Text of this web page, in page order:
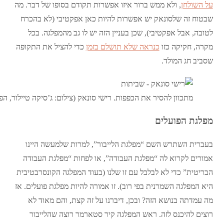
על השולחן, ולא ממש ברור איזו אפשרות תקודם בסופו של דבר. מה
שבטוח זה שלסונאק יש אפשרות להיות כאן אפקטיבי (לא בהכרח
לטובה, אבל אפקטיבי), שכן בעניין הזה יש לו גב מהמפלגה. בכל
מקרה, חקיקה כזו כנראה שלא תושלם בזמן כדי להציל את התקופה
שסביב חג המולד.
מתכוון להסיר את הכפפות. רישי סונאק (צילום: ג’סיקה טיילור,
מפלגת הפועלים
בעברית השתרש השם “מפלגת הלייבור”, למרות שלמעשה היינו
אמורים לקרוא לה “מפלגת העבודה”, או לפחות “מפלגת העבודה
הבריטית” כדי לא לבלבל עם זו שלנו (בעוד המפלגה הקונסרבטיבית
היא המפלגה השמרנית בפי רוב). זו אמורה להיות מפלגת פועלים. אז
מה עמדתה בנושא הזה? ובכן, דיברנו על זה קצת, והם מאוד לא
רוצים להיכנס לזה. ראש המפלגה קיר סטארמר רוצה שהלייבור